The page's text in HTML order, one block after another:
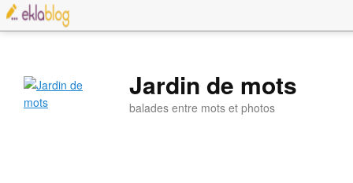
Jardin de mots
balades entre mots et photos